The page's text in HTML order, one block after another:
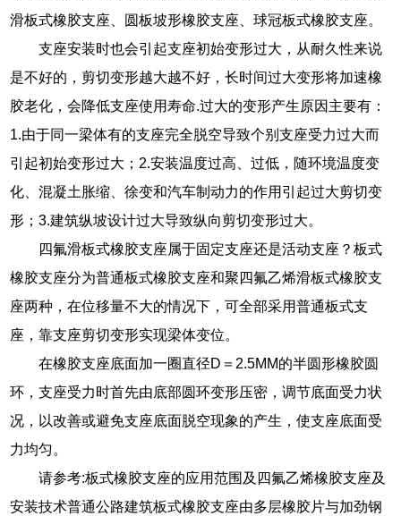
滑板式橡胶支座、圆板坡形橡胶支座、球冠板式橡胶支座。
支座安装时也会引起支座初始变形过大，从耐久性来说
是不好的，剪切变形越大越不好，长时间过大变形将加速橡
胶老化，会降低支座使用寿命.过大的变形产生原因主要有：
1.由于同一梁体有的支座完全脱空导致个别支座受力过大而
引起初始变形过大；2.安装温度过高、过低，随环境温度变
化、混凝土胀缩、徐变和汽车制动力的作用引起过大剪切变
形；3.建筑纵坡设计过大导致纵向剪切变形过大。
四氟滑板式橡胶支座属于固定支座还是活动支座？板式
橡胶支座分为普通板式橡胶支座和聚四氟乙烯滑板式橡胶支
座两种，在位移量不大的情况下，可全部采用普通板式支
座，靠支座剪切变形实现梁体变位。
在橡胶支座底面加一圈直径D＝2.5MM的半圆形橡胶圆
环，支座受力时首先由底部圆环变形压密，调节底面受力状
况，以改善或避免支座底面脱空现象的产生，使支座底面受
力均匀。
请参考:板式橡胶支座的应用范围及四氟乙烯橡胶支座及
安装技术普通公路建筑板式橡胶支座由多层橡胶片与加劲钢